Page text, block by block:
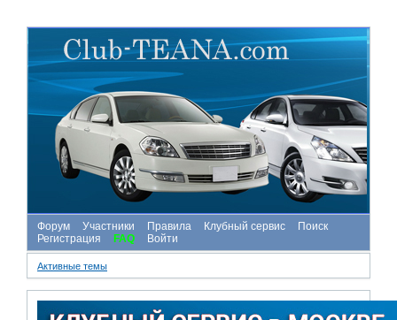
Форум Участники Правила Клубный сервис
Поиск
Регистрация
FAQ Войти
Активные темы